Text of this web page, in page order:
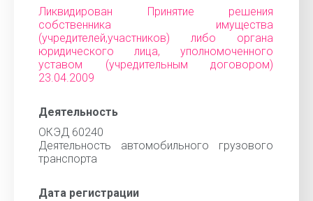
Ликвидирован Принятие решения
собственника имущества
(учредителей,участников) либо органа
юридического лица, уполномоченного
уставом (учредительным договором)
23.04.2009
Деятельность
ОКЭД 60240
Деятельность автомобильного грузового
транспорта
Дата регистрации